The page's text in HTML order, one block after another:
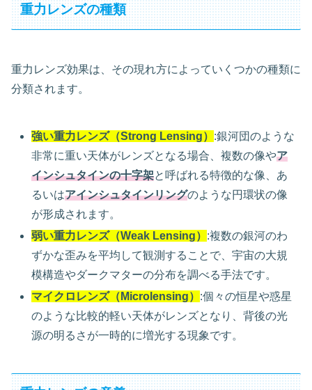
重力レンズの種類
重力レンズ効果は、その現れ方によっていくつかの種類に
分類されます。
強い重力レンズ（Strong Lensing） :銀河団のような
非常に重い天体がレンズとなる場合、複数の像やア
インシュタインの十字架と呼ばれる特徴的な像、あ
るいはアインシュタインリングのような円環状の像
が形成されます。
弱い重力レンズ（Weak Lensing） :複数の銀河のわ
ずかな歪みを平均して観測することで、宇宙の大規
模構造やダークマターの分布を調べる手法です。
マイクロレンズ（Microlensing） :個々の恒星や惑星
のような比較的軽い天体がレンズとなり、背後の光
源の明るさが一時的に増光する現象です。